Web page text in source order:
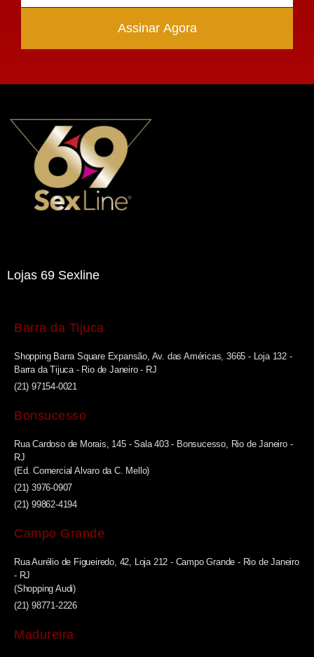
Assinar Agora
Lojas 69 Sexline
Barra da Tijuca
Shopping Barra Square Expansão, Av. das Américas, 3665 - Loja 132 -
Barra da Tijuca - Rio de Janeiro - RJ
(21) 97154-0021
Bonsucesso
Rua Cardoso de Morais, 145 - Sala 403 - Bonsucesso, Rio de Janeiro -
RJ
(Ed. Comercial Alvaro da C. Mello)
(21) 3976-0907
(21) 99862-4194
Campo Grande
Rua Aurélio de Figueiredo, 42, Loja 212 - Campo Grande - Rio de Janeiro
- RJ
(Shopping Audi)
(21) 98771-2226
Madureira